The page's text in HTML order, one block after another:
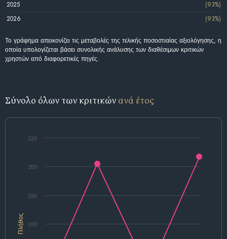
2025
(93%)
2026
(93%)
Το γράφημα απεικονίζει τις μεταβολές της τελικής ποσοστιαίας αξιολόγησης, η
οποία υπολογίζεται βάσει συνολικής ανάλυσης των διαθέσιμων κριτικών
χρηστών από διαφορετικές πηγές.
Σύνολο όλων των κριτικών ανά έτος
Πλήθος 160
180
200
220